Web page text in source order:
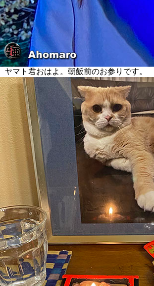
ヤマト君おはよ。朝飯前のお参りです。